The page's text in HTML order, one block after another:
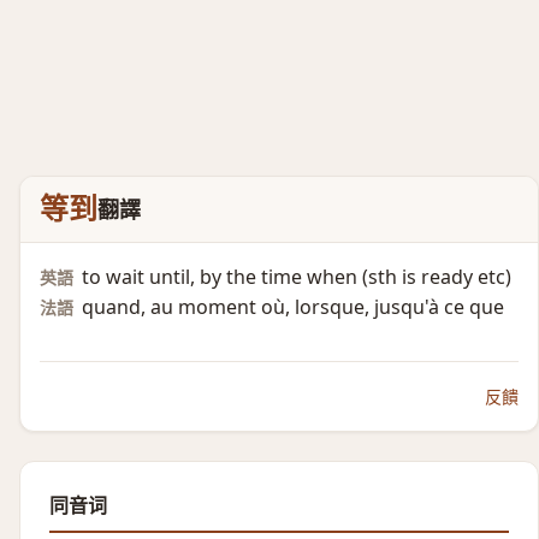
等到 翻譯
英語 to wait until, by the time when (sth is ready etc)​
法語 quand, au moment où, lorsque, jusqu'à ce que
反饋
同音词